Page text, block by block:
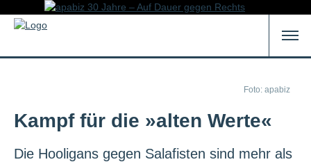
Foto: apabiz
Kampf für die »alten Werte«
Die Hooligans gegen Salafisten sind mehr als